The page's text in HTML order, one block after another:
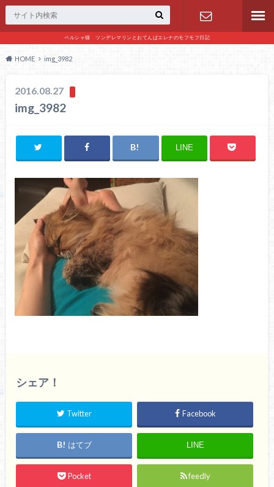
ペルシャ猫 ツンデレマリンとおてんばエレナのモフモフ日記
お問い合わ
HOME img_3982
2016.08.27
img_3982
LINE
シェア！
Twitter Facebook
はてブ LINE
Pocket feedly